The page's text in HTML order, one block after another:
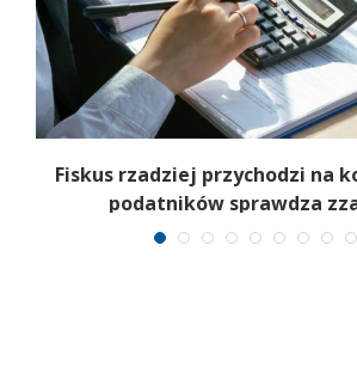
Fiskus rzadziej przychodzi na
podatników sprawdza